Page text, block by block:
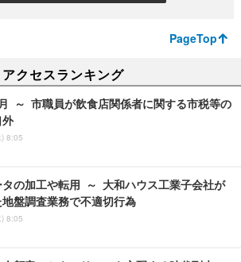
PageTop
アクセスランキング
～ 市職員が飲食店関係者に関する市税等の
外
8:05
タの加工や転用 ～ 大和ハウス工業子会社が
盤調査業務で不適切行為
8:05